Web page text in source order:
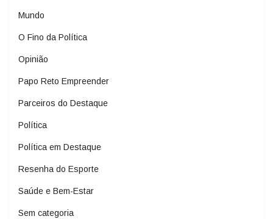
Mundo
O Fino da Política
Opinião
Papo Reto Empreender
Parceiros do Destaque
Política
Política em Destaque
Resenha do Esporte
Saúde e Bem-Estar
Sem categoria